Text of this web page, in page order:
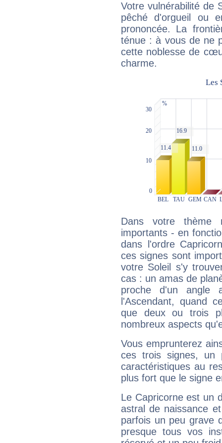
Votre vulnérabilité de
pêché d'orgueil ou
prononcée. La
ténue : à vous de ne
cette noblesse de
charme.
Dans votre thème
importants - en
dans l'ordre
ces signes sont
votre Soleil s'y
cas : un amas de
proche d'un
l'Ascendant, quand
que deux ou trois
nombreux aspects
Vous emprunterez
ces trois signes, un
caractéristiques au
plus fort que le signe
Le Capricorne est un
astral de naissance
parfois un peu grave
presque tous vos